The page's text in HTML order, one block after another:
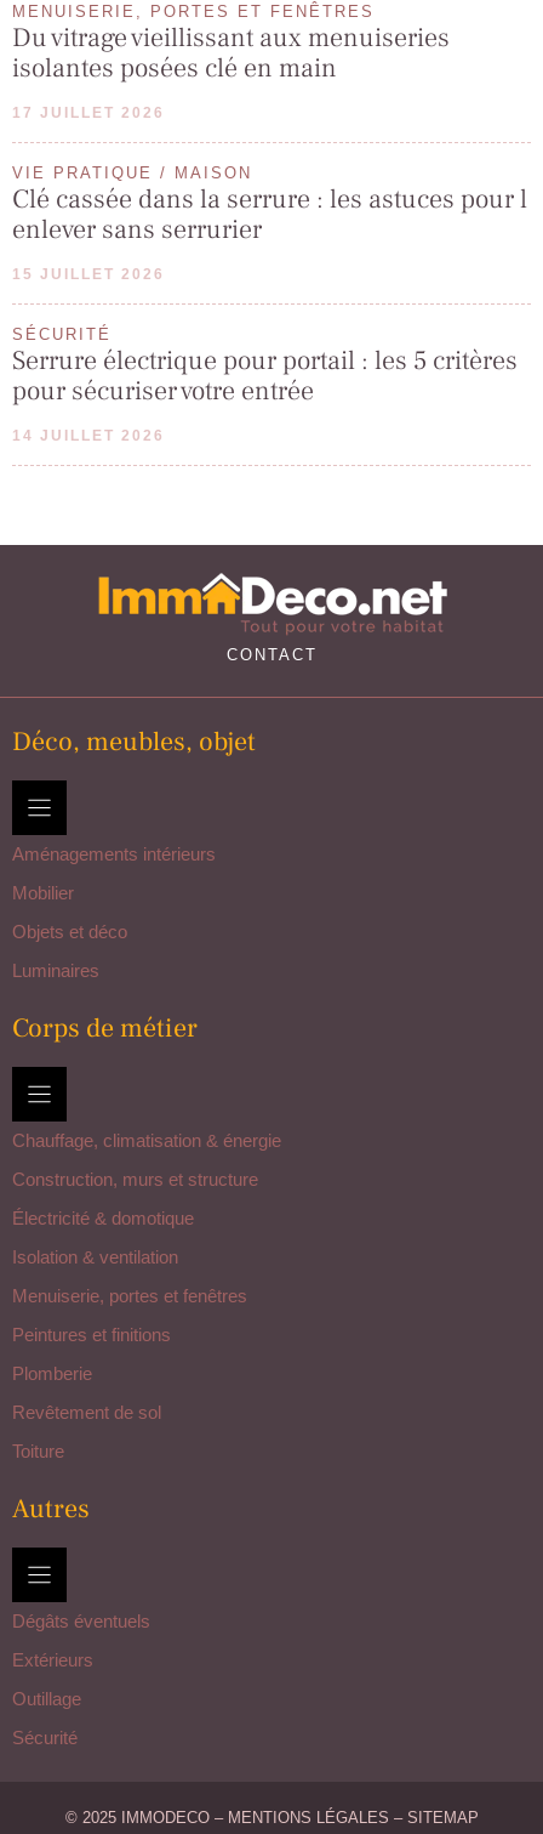
MENUISERIE, PORTES ET FENÊTRES
Du vitrage vieillissant aux menuiseries
isolantes posées clé en main
17 JUILLET 2026
VIE PRATIQUE / MAISON
Clé cassée dans la serrure : les astuces pour l
enlever sans serrurier
15 JUILLET 2026
SÉCURITÉ
Serrure électrique pour portail : les 5 critères
pour sécuriser votre entrée
14 JUILLET 2026
CONTACT
Déco, meubles, objet
Aménagements intérieurs
Mobilier
Objets et déco
Luminaires
Corps de métier
Chauffage, climatisation & énergie
Construction, murs et structure
Électricité & domotique
Isolation & ventilation
Menuiserie, portes et fenêtres
Peintures et finitions
Plomberie
Revêtement de sol
Toiture
Autres
Dégâts éventuels
Extérieurs
Outillage
Sécurité
© 2025 IMMODECO – MENTIONS LÉGALES – SITEMAP